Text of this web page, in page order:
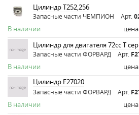
Цилиндр Т252,256
Запасные части ЧЕМПИОН Арт.
В наличии цена
Цилиндр для двигателя 72сс Т
Запасные части ФОРВАРД Арт.
В наличии цена
Цилиндр F27020
Запасные части ФОРВАРД Арт.
В наличии цена